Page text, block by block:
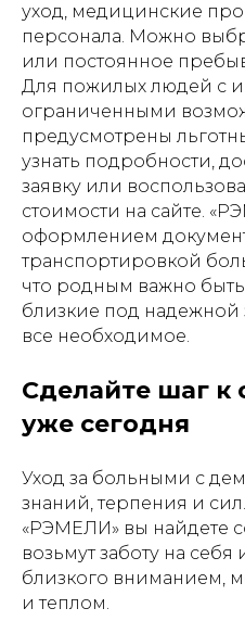
уход, медицинские
персонала. Можно
или постоянное
Для пожилых людей с
ограниченными
предусмотрены
узнать подробности,
заявку или
стоимости на сайте.
оформлением
транспортировкой
что родным важно
близкие под надежной
все необходимое.
Сделайте шаг к
уже сегодня
Уход за больными с
знаний, терпения и
«РЭМЕЛИ» вы найдете
возьмут заботу на
близкого вниманием,
и теплом.